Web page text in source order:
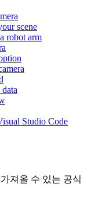
scene
robot arm
Studio Code
져올 수 있는 공식